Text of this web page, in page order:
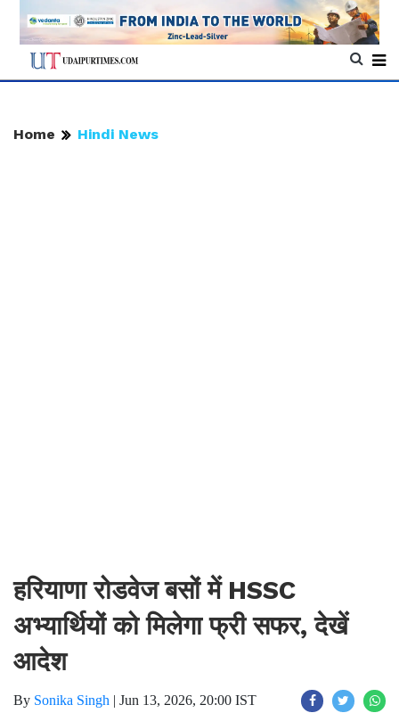
Home Hindi News
हरियाणा रोडवेज बसों में HSSC
अभ्यार्थियों को मिलेगा फ्री सफर, देखें
आदेश
By Sonika Singh | Jun 13, 2026, 20:00 IST